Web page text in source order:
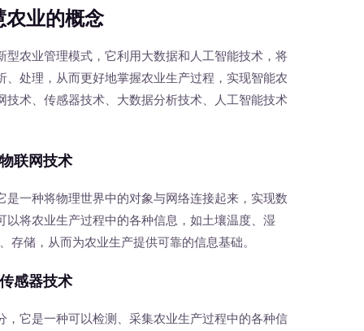
农业的概念
业管理模式，它利用大数据和人工智能技术，将
处理，从而更好地掌握农业生产过程，实现智能农
术、传感器技术、大数据分析技术、人工智能技术
物联网技术
种将物理世界中的对象与网络连接起来，实现数
将农业生产过程中的各种信息，如土壤温度、湿
储，从而为农业生产提供可靠的信息基础。
传感器技术
是一种可以检测、采集农业生产过程中的各种信